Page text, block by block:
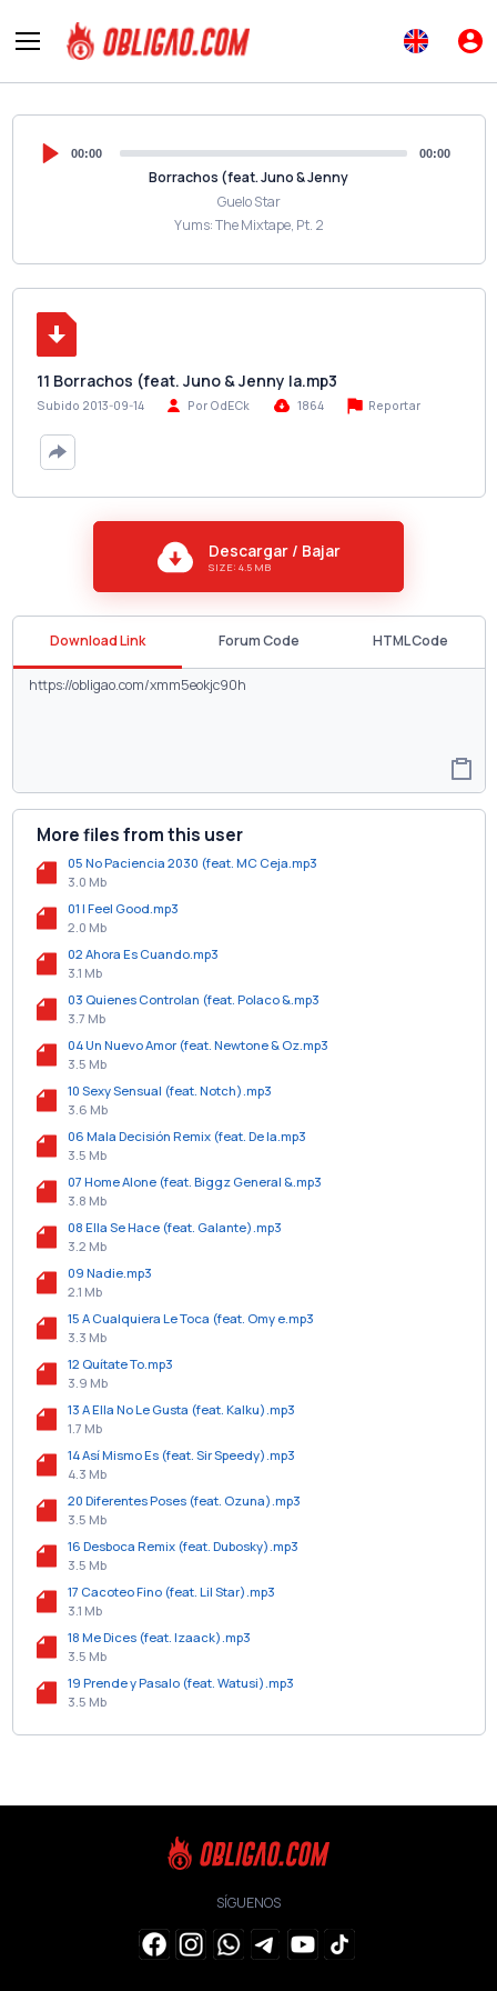
00:00 00:00
Borrachos (feat. Juno & Jenny
Guelo Star
Yums: The Mixtape, Pt. 2
11 Borrachos (feat. Juno & Jenny la.mp3
Subido 2013-09-14 Por OdECk 1864 Reportar
Descargar / Bajar
SIZE: 4.5 MB
Download Link Forum Code HTML Code
More files from this user
05 No Paciencia 2030 (feat. MC Ceja.mp3
3.0 Mb
01 I Feel Good.mp3
2.0 Mb
02 Ahora Es Cuando.mp3
3.1 Mb
03 Quienes Controlan (feat. Polaco &.mp3
3.7 Mb
04 Un Nuevo Amor (feat. Newtone & Oz.mp3
3.5 Mb
10 Sexy Sensual (feat. Notch).mp3
3.6 Mb
06 Mala Decisión Remix (feat. De la.mp3
3.5 Mb
07 Home Alone (feat. Biggz General &.mp3
3.8 Mb
08 Ella Se Hace (feat. Galante).mp3
3.2 Mb
09 Nadie.mp3
2.1 Mb
15 A Cualquiera Le Toca (feat. Omy e.mp3
3.3 Mb
12 Quítate To.mp3
3.9 Mb
13 A Ella No Le Gusta (feat. Kalku).mp3
1.7 Mb
14 Así Mismo Es (feat. Sir Speedy).mp3
4.3 Mb
20 Diferentes Poses (feat. Ozuna).mp3
3.5 Mb
16 Desboca Remix (feat. Dubosky).mp3
3.5 Mb
17 Cacoteo Fino (feat. Lil Star).mp3
3.1 Mb
18 Me Dices (feat. Izaack).mp3
3.5 Mb
19 Prende y Pasalo (feat. Watusi).mp3
3.5 Mb
SÍGUENOS